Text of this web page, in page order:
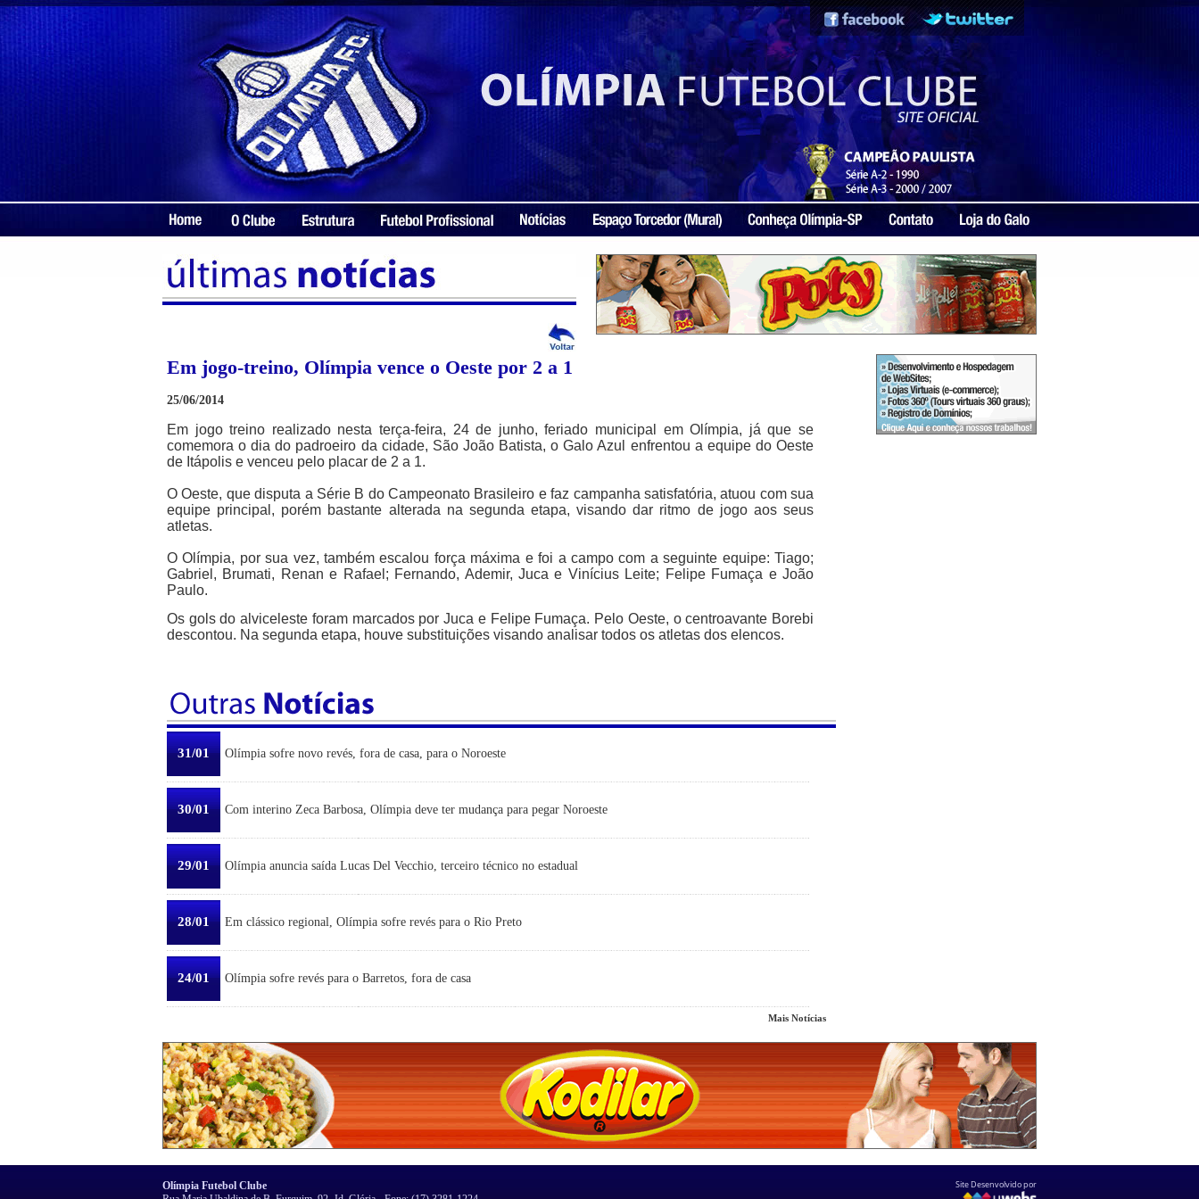
Em jogo-treino, Olímpia vence o Oeste por 2 a 1
25/06/2014
Em jogo treino realizado nesta terça-feira, 24 de junho, feriado municipal em Olímpia, já que se
comemora o dia do padroeiro da cidade, São João Batista, o Galo Azul enfrentou a equipe do Oeste
de Itápolis e venceu pelo placar de 2 a 1.
O Oeste, que disputa a Série B do Campeonato Brasileiro e faz campanha satisfatória, atuou com sua
equipe principal, porém bastante alterada na segunda etapa, visando dar ritmo de jogo aos seus
atletas.
O Olímpia, por sua vez, também escalou força máxima e foi a campo com a seguinte equipe: Tiago;
Gabriel, Brumati, Renan e Rafael; Fernando, Ademir, Juca e Vinícius Leite; Felipe Fumaça e João
Paulo.
Os gols do alviceleste foram marcados por Juca e Felipe Fumaça. Pelo Oeste, o centroavante Borebi
descontou. Na segunda etapa, houve substituições visando analisar todos os atletas dos elencos.
31/01 Olímpia sofre novo revés, fora de casa, para o Noroeste
30/01 Com interino Zeca Barbosa, Olímpia deve ter mudança para pegar Noroeste
29/01 Olímpia anuncia saída Lucas Del Vecchio, terceiro técnico no estadual
28/01 Em clássico regional, Olímpia sofre revés para o Rio Preto
24/01 Olímpia sofre revés para o Barretos, fora de casa
Mais Notícias
Olímpia Futebol Clube
Site Desenvolvido por